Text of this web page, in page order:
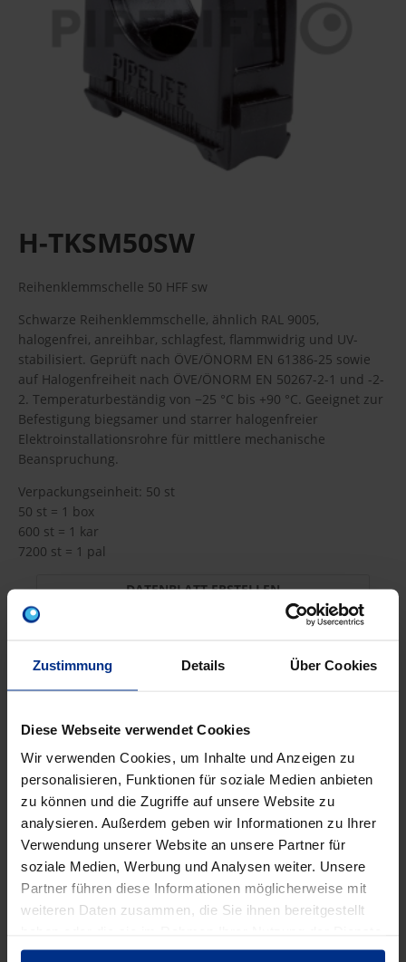
Zustimmung Details Über Cookies
Diese Webseite verwendet Cookies
Wir verwenden Cookies, um Inhalte und Anzeigen zu
personalisieren, Funktionen für soziale Medien anbieten
zu können und die Zugriffe auf unsere Website zu
analysieren. Außerdem geben wir Informationen zu Ihrer
Verwendung unserer Website an unsere Partner für
soziale Medien, Werbung und Analysen weiter. Unsere
Partner führen diese Informationen möglicherweise mit
weiteren Daten zusammen, die Sie ihnen bereitgestellt
gesammelt haben.
H-TKSM50SW
Reihenklemmschelle 50 HFF sw
Schwarze Reihenklemmschelle, ähnlich RAL 9005,
halogenfrei, anreihbar, schlagfest, flammwidrig und UV-
stabilisiert. Geprüft nach ÖVE/ÖNORM EN 61386-25 sowie
auf Halogenfreiheit nach ÖVE/ÖNORM EN 50267-2-1 und -2-
2. Temperaturbeständig von −25 °C bis +90 °C. Geeignet zur
Befestigung biegsamer und starrer halogenfreier
Elektroinstallationsrohre für mittlere mechanische
Beanspruchung.
Verpackungseinheit: 50 st
50 st = 1 box
600 st = 1 kar
7200 st = 1 pal
DATENBLATT ERSTELLEN
H-TKSM50SW
163,40 €
pro 100 st (exkl. Mwst.)
A9A
Code
EIGENSCHAFTEN